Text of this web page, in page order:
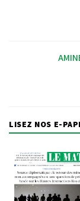
LISEZ NOS E-